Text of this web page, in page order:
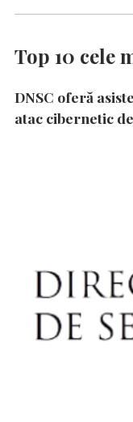
Top 10 cele
DNSC oferă
atac cibernetic